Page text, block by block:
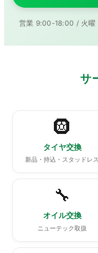
営業 9:00-18:00 / 火曜
サ
🛞
タイヤ交換
新品・持込・スタッドレス
🔧
オイル交換
ニューテック取扱